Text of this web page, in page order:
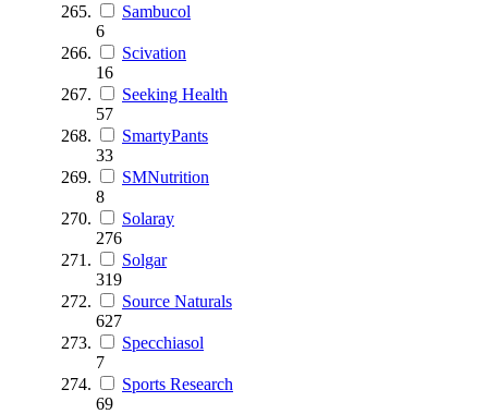
Sambucol
6
Scivation
16
Seeking Health
57
SmartyPants
33
SMNutrition
8
Solaray
276
Solgar
319
Source Naturals
627
Specchiasol
7
Sports Research
69